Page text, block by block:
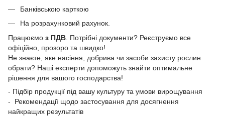
Банківською карткою
На розрахунковий рахунок.
Працюємо з ПДВ . Потрібні документи? Реєструємо все
офіційно, прозоро та швидко!
Не знаєте, яке насіння, добрива чи засоби захисту рослин
обрати? Наші експерти допоможуть знайти оптимальне
рішення для вашого господарства!
- Підбір продукції під вашу культуру та умови вирощування
- Рекомендації щодо застосування для досягнення
найкращих результатів